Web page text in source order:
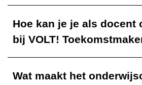
Hoe kan je je als docent
bij VOLT!
Wat maakt het